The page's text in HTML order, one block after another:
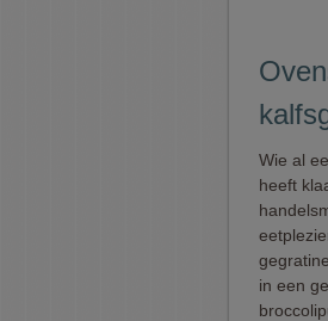
Wie al
heeft
in een